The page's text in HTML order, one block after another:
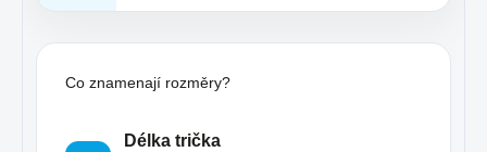
Co znamenají rozměry?
Délka trička